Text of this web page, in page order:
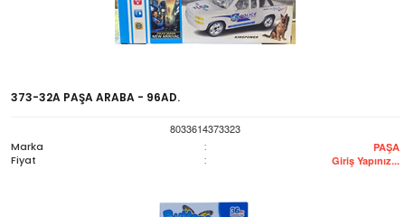
373-32A PAŞA ARABA - 96AD.
8033614373323
Marka
: PAŞA
Fiyat : Giriş Yapınız...